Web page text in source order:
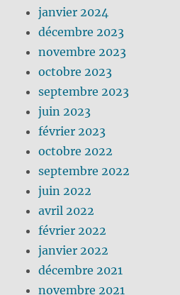
janvier 2024
décembre 2023
novembre 2023
octobre 2023
septembre 2023
juin 2023
février 2023
octobre 2022
septembre 2022
juin 2022
avril 2022
février 2022
janvier 2022
décembre 2021
novembre 2021